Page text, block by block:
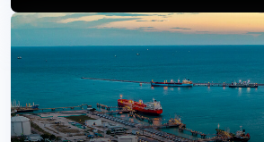
Citește mai mult